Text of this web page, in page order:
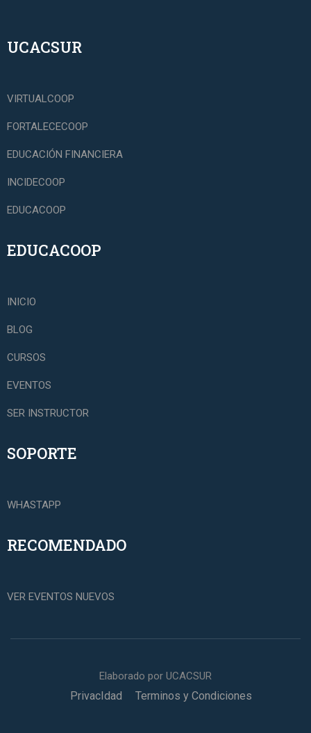
UCACSUR
VIRTUALCOOP
FORTALECECOOP
EDUCACIÓN FINANCIERA
INCIDECOOP
EDUCACOOP
EDUCACOOP
INICIO
BLOG
CURSOS
EVENTOS
SER INSTRUCTOR
SOPORTE
WHASTAPP
RECOMENDADO
VER EVENTOS NUEVOS
Elaborado por UCACSUR
PrivacIdad Terminos y Condiciones